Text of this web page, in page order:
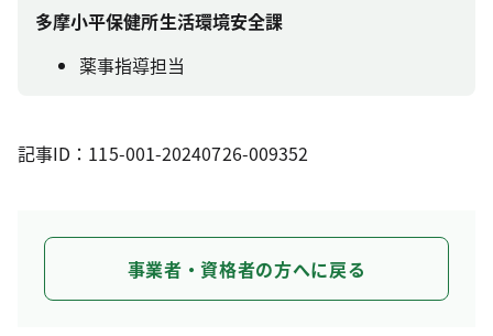
多摩小平保健所生活環境安全課
薬事指導担当
記事ID：115-001-20240726-009352
事業者・資格者の方へに戻る